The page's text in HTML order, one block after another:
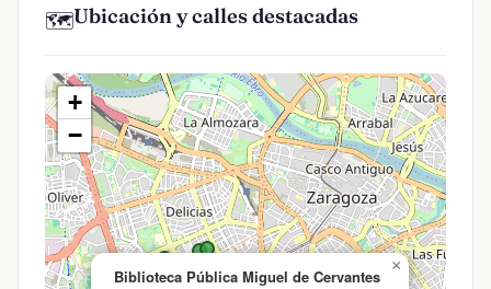
🗺️Ubicación y calles destacadas
Biblioteca Pública Miguel de Cervantes
×
+
−